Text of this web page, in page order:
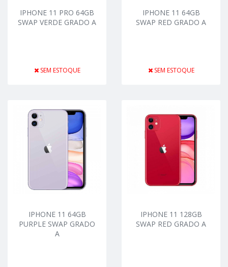
IPHONE 11 PRO 64GB
SWAP VERDE GRADO A
SEM ESTOQUE
IPHONE 11 64GB
SWAP RED GRADO A
SEM ESTOQUE
IPHONE 11 64GB
PURPLE SWAP GRADO
A
IPHONE 11 128GB
SWAP RED GRADO A